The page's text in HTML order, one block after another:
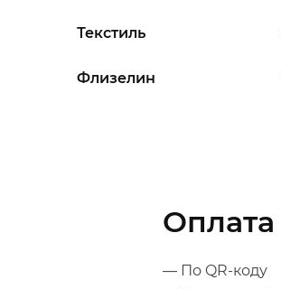
Флизелин
Текстиль
Оплата
— По QR-коду